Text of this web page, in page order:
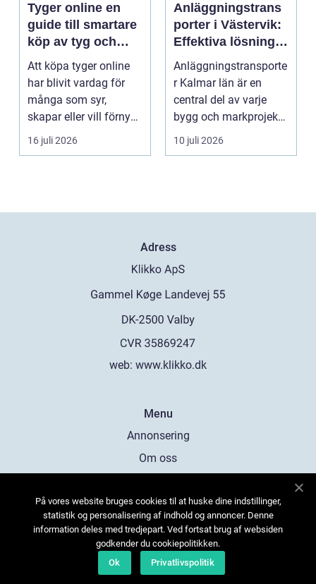
Tyger online en
guide till smartare
köp av tyg och
hemtextil
Att köpa tyger online
har blivit vardag för
många som syr,
skapar eller vill förnya
hemmet utan att ...
16 juli 2026
Anläggningstrans
porter i Västervik:
Effektiva lösningar
för bygg och
markarbete
Anläggningstransporte
r Kalmar län är en
central del av varje
bygg och markprojekt i
o...
10 juli 2026
Adress
web: www.klikko.dk
Menu
Annonsering
Om oss
Kontakta oss
Sitemap
På vores website bruges cookies til at huske dine indstillinger,
statistik og personalisering af indhold og annoncer. Denne
information deles med tredjepart. Ved fortsat brug af websiden
godkender du cookiepolitikken.
Ok
Privatlivspolitik